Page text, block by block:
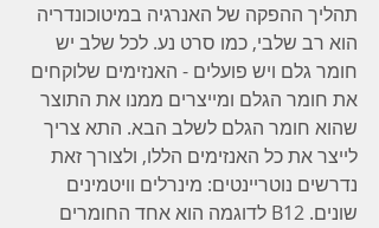
תהליך ההפקה של האנרגיה במיטוכונדריה
הוא רב שלבי, כמו סרט נע. לכל שלב יש
חומר גלם ויש פועלים - האנזימים שלוקחים
את חומר הגלם ומייצרים ממנו את התוצר
שהוא חומר הגלם לשלב הבא. התא צריך
לייצר את כל האנזימים הללו, ולצורך זאת
נדרשים נוטריינטים: מינרלים וויטמינים
שונים. B12 לדוגמה הוא אחד החומרים